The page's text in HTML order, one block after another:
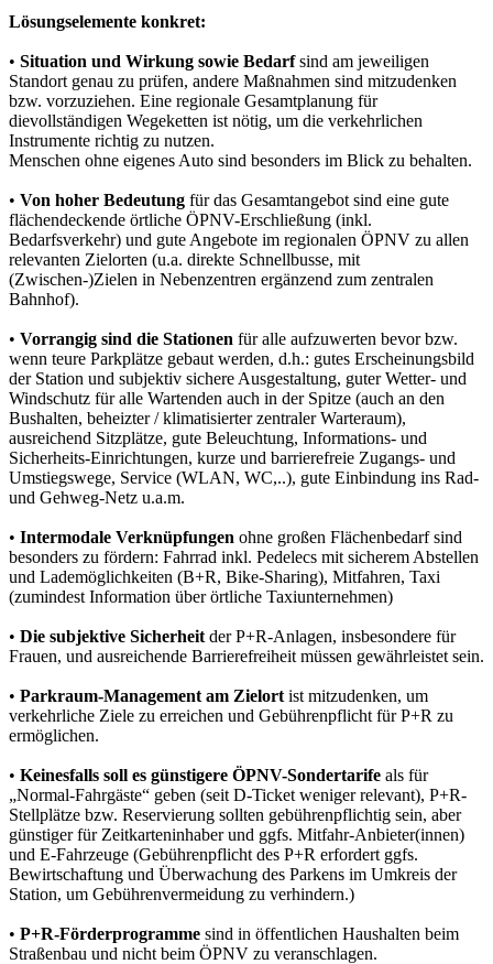
Lösungselemente konkret:
• Situation und Wirkung sowie Bedarfsind am jeweiligen
Standort genau zu prüfen, andere Maßnahmen sind mitzudenken
bzw. vorzuziehen. Eine regionale Gesamtplanung für
dievollständigen Wegeketten ist nötig, um die verkehrlichen
Instrumente richtig zu nutzen.
Menschen ohne eigenes Auto sind besonders im Blick zu behalten.
• Von hoher Bedeutung für das Gesamtangebot sind eine gute
flächendeckende örtliche ÖPNV-Erschließung (inkl.
Bedarfsverkehr) und gute Angebote im regionalen ÖPNV zu allen
relevanten Zielorten (u.a. direkte Schnellbusse, mit
(Zwischen-)Zielen in Nebenzentren ergänzend zum zentralen
Bahnhof).
• Vorrangig sind die Stationen für alle aufzuwerten bevor bzw.
wenn teure Parkplätze gebaut werden, d.h.: gutes Erscheinungsbild
der Station und subjektiv sichere Ausgestaltung, guter Wetter- und
Windschutz für alle Wartenden auch in der Spitze (auch an den
Bushalten, beheizter / klimatisierter zentraler Warteraum),
ausreichend Sitzplätze, gute Beleuchtung, Informations- und
Sicherheits-Einrichtungen, kurze und barrierefreie Zugangs- und
Umstiegswege, Service (WLAN, WC,..), gute Einbindung ins Rad-
und Gehweg-Netz u.a.m.
• Intermodale Verknüpfungen ohne großen Flächenbedarf sind
besonders zu fördern: Fahrrad inkl. Pedelecs mit sicherem Abstellen
und Lademöglichkeiten (B+R, Bike-Sharing), Mitfahren, Taxi
(zumindest Information über örtliche Taxiunternehmen)
• Die subjektive Sicherheit der P+R-Anlagen, insbesondere für
Frauen, und ausreichende Barrierefreiheit müssen gewährleistet sein.
• Parkraum-Management am Zielort ist mitzudenken, um
verkehrliche Ziele zu erreichen und Gebührenpflicht für P+R zu
ermöglichen.
• Keinesfalls soll es günstigere ÖPNV-Sondertarife als für
„Normal-Fahrgäste“ geben (seit D-Ticket weniger relevant), P+R-
Stellplätze bzw. Reservierung sollten gebührenpflichtig sein, aber
günstiger für Zeitkarteninhaber und ggfs. Mitfahr-Anbieter(innen)
und E-Fahrzeuge (Gebührenpflicht des P+R erfordert ggfs.
Bewirtschaftung und Überwachung des Parkens im Umkreis der
Station, um Gebührenvermeidung zu verhindern.)
• P+R-Förderprogramme sind in öffentlichen Haushalten beim
Straßenbau und nicht beim ÖPNV zu veranschlagen.